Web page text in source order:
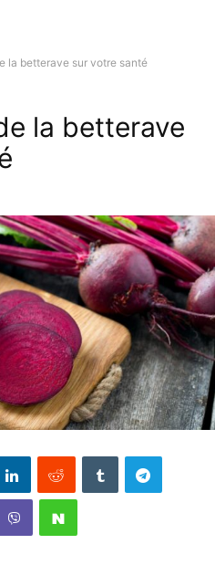
la betterave sur votre santé
la betterave